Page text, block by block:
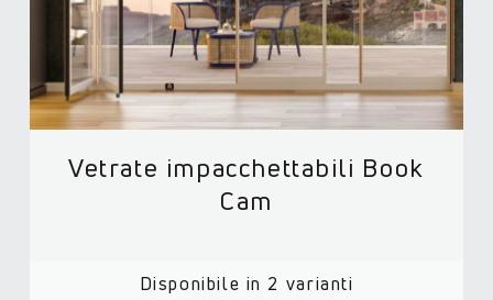
Vetrate impacchettabili Book
Cam
Disponibile in 2 varianti